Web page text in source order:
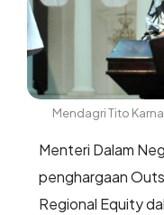
Mendagri Tito
Menteri Dalam
penghargaan
Regional Equity